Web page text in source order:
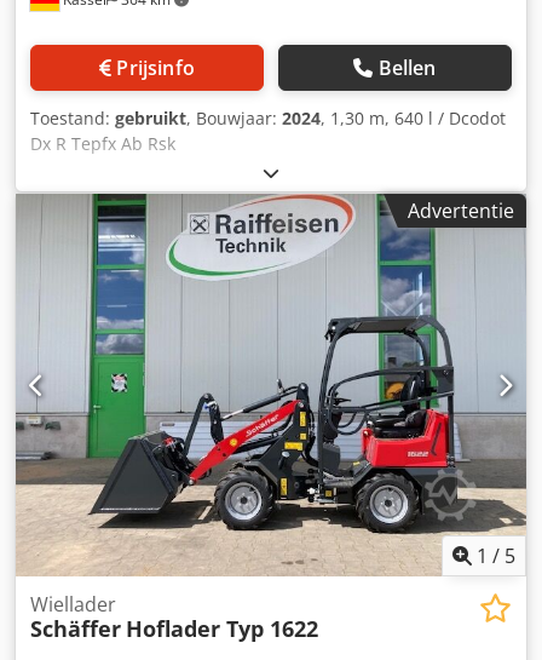
Prijsinfo Bellen
Toestand: gebruikt, Bouwjaar: 2024, 1,30 m, 640 l / Dcodot
Dx R Tepfx Ab Rsk
Advertentie
1 / 5
Wiellader
Schäffer Hoflader Typ 1622